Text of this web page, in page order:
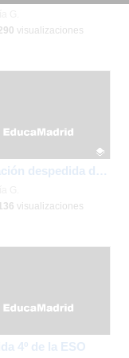
visualizaciones
4 diversificación despedida de 4º
visualizaciones
4º de la ESO